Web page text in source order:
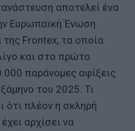
αποτελεί ένα
Ευρωπαϊκή Ένωση.
Frontex, τα οποία
και στο πρώτο
παράνομες αφίξεις
του 2025. Τι
ότι πλέον η σκληρή
αρχίσει να